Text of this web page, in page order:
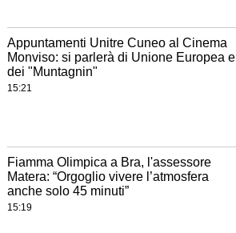
Appuntamenti Unitre Cuneo al Cinema
Monviso: si parlerà di Unione Europea e
dei "Muntagnin"
15:21
Fiamma Olimpica a Bra, l'assessore
Matera: “Orgoglio vivere l’atmosfera
anche solo 45 minuti”
15:19